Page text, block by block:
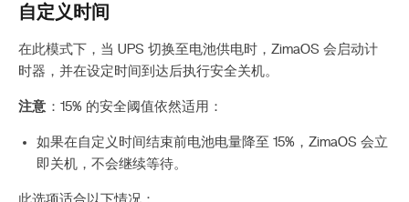
自定义时间
在此模式下，当 UPS 切换至电池供电时，ZimaOS 会启动计
时器，并在设定时间到达后执行安全关机。
注意 ：15% 的安全阈值依然适用：
如果在自定义时间结束前电池电量降至 15%，ZimaOS 会立
即关机，不会继续等待。